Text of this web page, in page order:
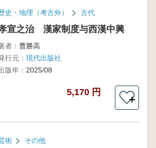
史・地理（考古外） 古代
宣之治 漢家制度与西漢中興
者： 曹勝高
行元： 現代出版社
版年： 2025/08
5,170 円
＋
術 その他